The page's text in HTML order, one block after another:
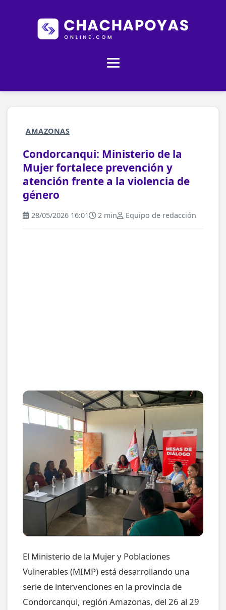
AMAZONAS
Condorcanqui: Ministerio de la
Mujer fortalece prevención y
atención frente a la violencia de
género
28/05/2026 16:01 2 min Equipo de redacción
El Ministerio de la Mujer y Poblaciones
Vulnerables (MIMP) está desarrollando una
serie de intervenciones en la provincia de
Condorcanqui, región Amazonas, del 26 al 29